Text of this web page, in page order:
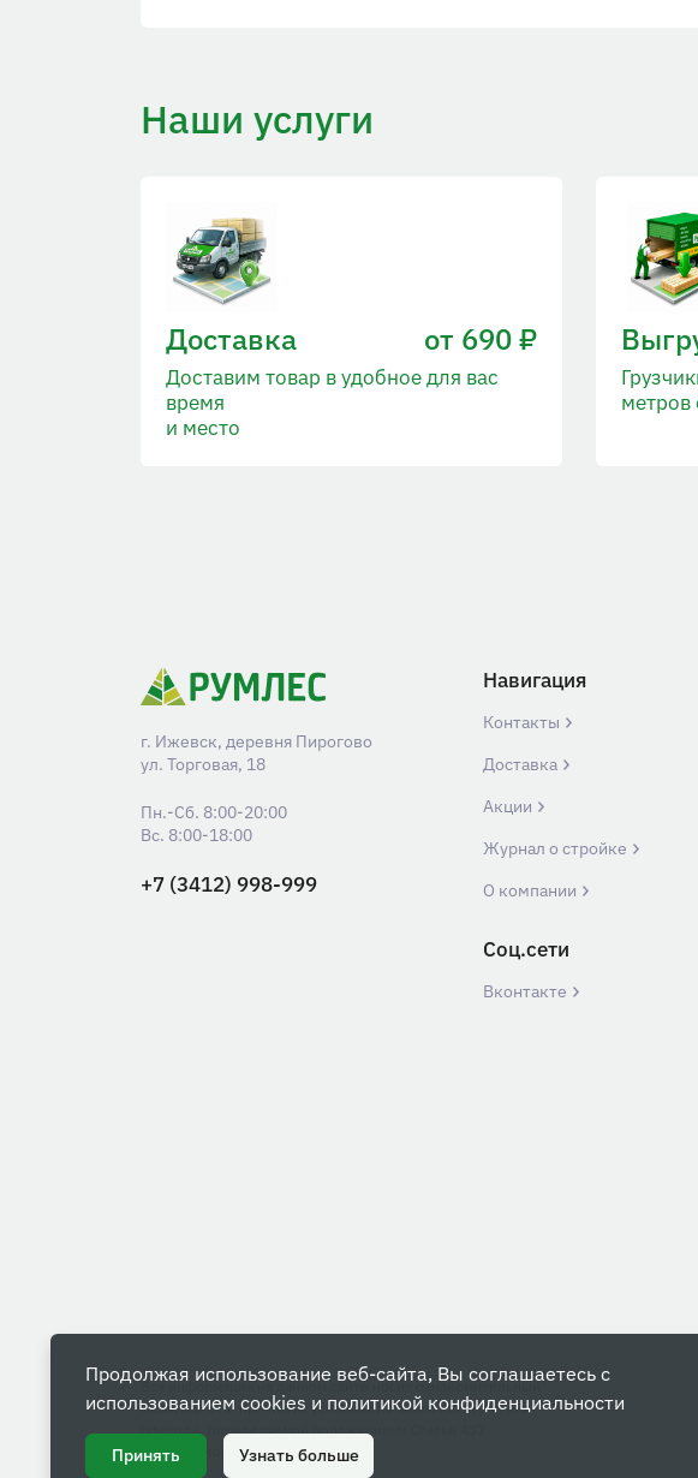
Наши услуги
Доставка от 690 ₽
Доставим товар в удобное для вас
время
и место
г. Ижевск, деревня Пирогово
ул. Торговая, 18
+7 (3412) 998-999
Пн.-Сб. 8:00-20:00
Вс. 8:00-18:00
Навигация
Контакты
Доставка
Акции
Журнал о стройке
О компании
Соц.сети
Вконтакте
Вся информация на данном сайте носит ознакомительный
характер и ни при каких условиях не является публичной
офертой, определяемой положениями Статьи 437
Гражданского кодекса РФ.
Продолжая использование веб-сайта, Вы соглашаетесь с
использованием cookies и политикой конфиденциальности
Принять Узнать больше